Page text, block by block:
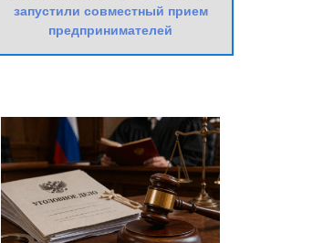
запустили совместный прием
предпринимателей